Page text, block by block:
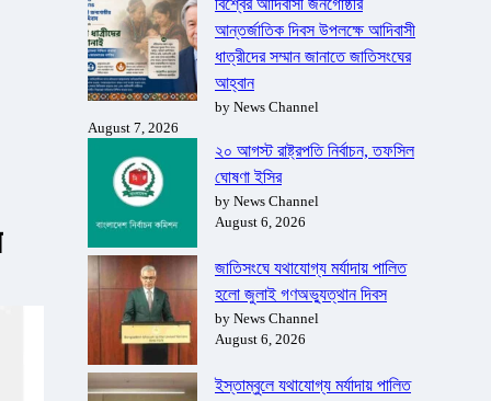
বিশ্বের আদিবাসী জনগোষ্ঠীর
আন্তর্জাতিক দিবস উপলক্ষে আদিবাসী
ধাত্রীদের সম্মান জানাতে জাতিসংঘের
আহ্বান
by News Channel
August 7, 2026
২০ আগস্ট রাষ্ট্রপতি নির্বাচন, তফসিল
ঘোষণা ইসির
by News Channel
August 6, 2026
জাতিসংঘে যথাযোগ্য মর্যাদায় পালিত
হলো জুলাই গণঅভ্যুত্থান দিবস
by News Channel
August 6, 2026
ইস্তাম্বুলে যথাযোগ্য মর্যাদায় পালিত